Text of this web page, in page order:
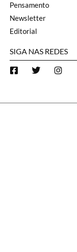
Pensamento
Newsletter
Editorial
SIGA NAS REDES